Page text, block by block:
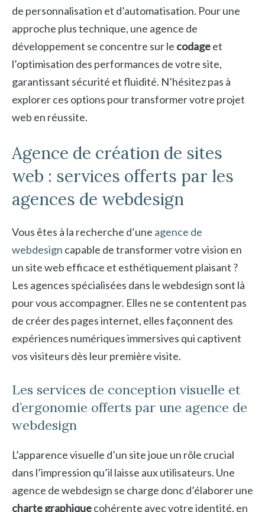
de personnalisation et d’automatisation. Pour une
approche plus technique, une agence de
développement se concentre sur le codageet
l’optimisation des performances de votre site,
garantissant sécurité et fluidité. N’hésitez pas à
explorer ces options pour transformer votre projet
web en réussite.
Agence de création de sites
web : services offerts par les
agences de webdesign
Vous êtes à la recherche d’une agence de
webdesign capable de transformer votre vision en
un site web efficace et esthétiquement plaisant ?
Les agences spécialisées dans le webdesign sont là
pour vous accompagner. Elles ne se contentent pas
de créer des pages internet, elles façonnent des
expériences numériques immersives qui captivent
vos visiteurs dès leur première visite.
Les services de conception visuelle et
d’ergonomie offerts par une agence de
webdesign
L’apparence visuelle d’un site joue un rôle crucial
dans l’impression qu’il laisse aux utilisateurs. Une
agence de webdesign se charge donc d’élaborer une
charte graphiquecohérente avec votre identité, en